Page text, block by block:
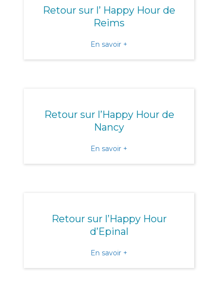
Retour sur l’ Happy Hour de
Reims
En savoir +
Retour sur l’Happy Hour de
Nancy
En savoir +
Retour sur l’Happy Hour
d’Epinal
En savoir +